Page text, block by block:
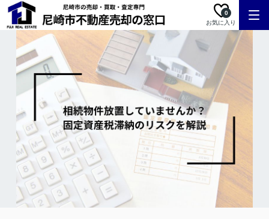
お気に入り
0